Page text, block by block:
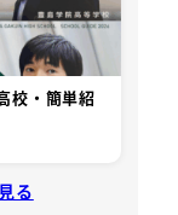
校・簡単紹
る